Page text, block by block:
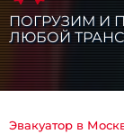
ПОГРУЗИМ И
ЛЮБОЙ
Эвакуатор в